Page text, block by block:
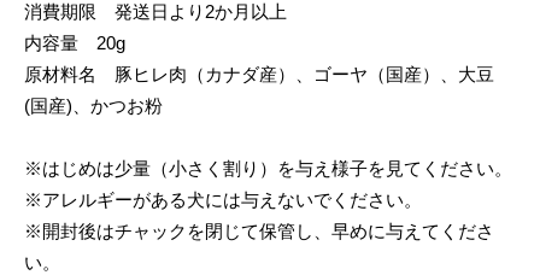
消費期限 発送日より2か月以上
内容量 20g
原材料名 豚ヒレ肉（カナダ産）、ゴーヤ（国産）、大豆
(国産)、かつお粉
※はじめは少量（小さく割り）を与え様子を見てください。
※アレルギーがある犬には与えないでください。
※開封後はチャックを閉じて保管し、早めに与えてくださ
い。